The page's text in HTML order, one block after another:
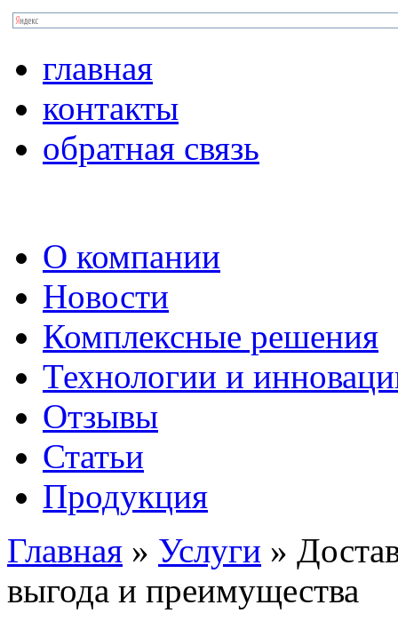
главная
контакты
обратная связь
О компании
Новости
Комплексные решения
Технологии и
Отзывы
Статьи
Продукция
Главная » Услуги »
выгода и преимущества